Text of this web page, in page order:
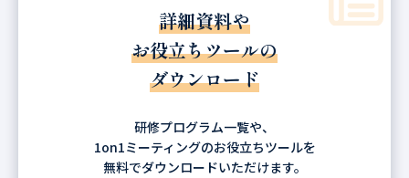
詳細資料や
お役立ちツールの
ダウンロード
研修プログラム一覧や、
1on1ミーティングのお役立ちツールを
無料でダウンロードいただけます。